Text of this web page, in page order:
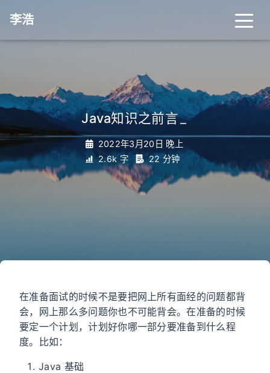
李浩
Java知识之前言_
2022年3月20日 晚上
2.6k 字
22 分钟
在准备面试的时候不是要把网上所有面经的问题都背
会，网上那么多问题你也不可能背会。在准备的时候
要定一个计划，计划好你哪一部分要准备到什么程
度。比如：
Java 基础